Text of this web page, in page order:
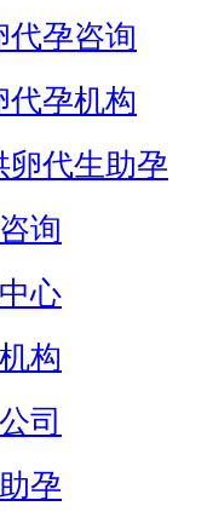
代孕咨询
代孕机构
卵代生助孕
询
心
构
司
孕